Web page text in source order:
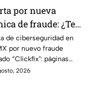
por nueva
de fraude: ¿Te
copiar códigos
en la PC?
podrías ser
del peligroso
de ciberseguridad en
por nuevo fraude
“Clickfix": páginas
que engañan para
2026